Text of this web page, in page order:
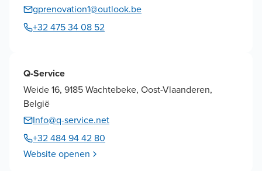
gprenovation1@outlook.be
+32 475 34 08 52
Q-Service
Weide 16, 9185 Wachtebeke, Oost-Vlaanderen,
België
Info@q-service.net
+32 484 94 42 80
Website openen